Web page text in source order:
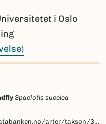
i Oslo
Spaelotis suecica
arter/takson/30964/beskrivelse